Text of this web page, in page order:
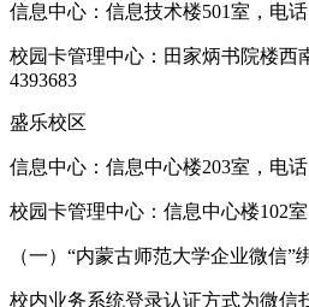
信息中心：信息技术楼501室，电话
校园卡管理中心：田家炳书院楼西
4393683
盛乐校区
信息中心：信息中心楼203室，电话
校园卡管理中心：信息中心楼102
（一）“内蒙古师范大学企业微信”
校内业务系统登录认证方式为微信